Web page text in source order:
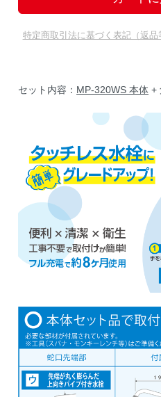
特定商取引法に基づく表記（返品
セット内容： MP-320WS 本体 +